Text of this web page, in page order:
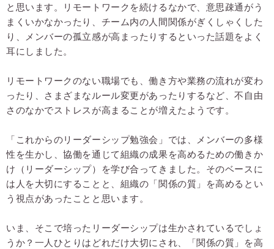
と思います。リモートワークを続けるなかで、意思疎通がう
まくいかなかったり、チーム内の人間関係がぎくしゃくした
り、メンバーの孤立感が高まったりするといった話題をよく
耳にしました。
リモートワークのない職場でも、働き方や業務の流れが変わ
ったり、さまざまなルール変更があったりするなど、不自由
さのなかでストレスが高まることが増えたようです。
「これからのリーダーシップ勉強会」では、メンバーの多様
性を生かし、協働を通じて組織の成果を高めるための働きか
け（リーダーシップ）を学び合ってきました。そのベースに
は人を大切にすることと、組織の「関係の質」を高めるとい
う視点があったことと思います。
いま、そこで培ったリーダーシップは生かされているでしょ
うか？一人ひとりはどれだけ大切にされ、「関係の質」を高